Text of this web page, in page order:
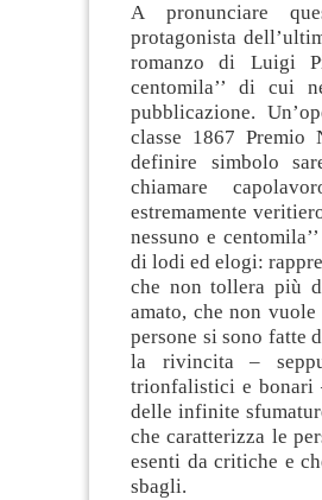
A pronunciare
protagonista
romanzo di Luigi
centomila’’ di cui
pubblicazione.
classe 1867
definire simbolo
chiamare
estremamente
nessuno e
di lodi ed elogi:
che non tollera più
amato, che non
persone si sono fatte
la rivincita –
trionfalistici e bonari
delle infinite
che caratterizza le
esenti da critiche e
sbagli.